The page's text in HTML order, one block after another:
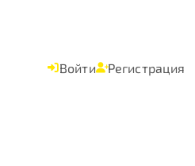
Войти Регистрация